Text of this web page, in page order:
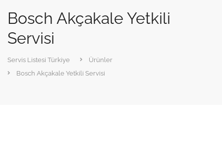
Bosch Akçakale Yetkili
Servisi
Servis Listesi Türkiye
Ürünler
Bosch Akçakale Yetkili Servisi